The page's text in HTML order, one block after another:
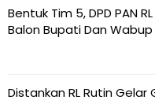
Bentuk Tim 5, DPD PAN
Balon Bupati Dan Wabup
Distankan RL Rutin Gelar